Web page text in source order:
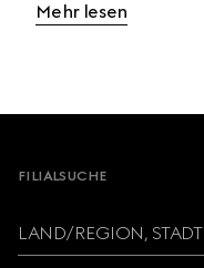
Mehr lesen
FILIALSUCHE
LAND/REGION, STADT